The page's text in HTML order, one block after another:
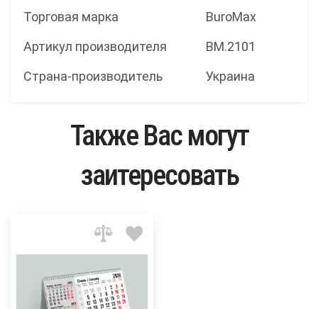
Торговая марка
BuroMax
Артикул производителя
BM.2101
Страна-производитель
Украина
Также Вас могут
заитересовать